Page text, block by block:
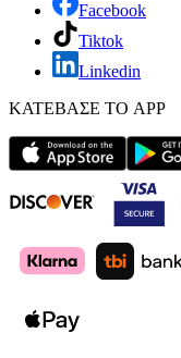
Facebook
Tiktok
Linkedin
ΚΑΤΕΒΑΣΕ ΤΟ APP